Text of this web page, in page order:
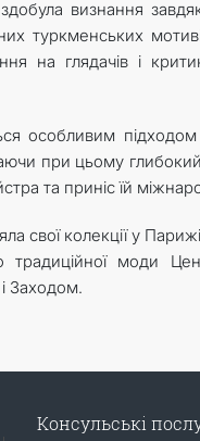
здобула визнання
туркменських
на глядачів і
особливим
при цьому
та приніс їй
свої колекції у
моди
Заходом.
Консульські